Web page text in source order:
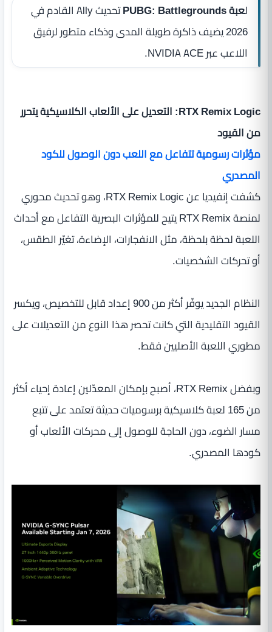
لعبة PUBG: Battlegrounds
تحديث Ally القادم في
2026 يضيف ذاكرة طويلة المدى وذكاء متطور لرفيق
اللاعب عبر NVIDIA ACE.
RTX Remix Logic: التعديل على الألعاب الكلاسيكية يتحرر
من القيود
مؤثرات رسومية تتفاعل مع اللعب دون الوصول للكود
المصدري
كشفت إنفيديا عن RTX Remix Logic، وهو تحديث محوري
لمنصة RTX Remix يتيح للمؤثرات البصرية التفاعل مع أحداث
اللعبة لحظة بلحظة، مثل الانفجارات، الإضاءة، تغيّر الطقس،
أو تحركات الشخصيات.
النظام الجديد يوفّر أكثر من 900 إعداد قابل للتخصيص، ويكسر
القيود التقليدية التي كانت تحصر هذا النوع من التعديلات على
مطوري اللعبة الأصليين فقط.
وبفضل RTX Remix، أصبح بإمكان المعدّلين إعادة إحياء أكثر
من 165 لعبة كلاسيكية برسوميات حديثة تعتمد على تتبع
مسار الضوء، دون الحاجة للوصول إلى محركات الألعاب أو
كودها المصدري.